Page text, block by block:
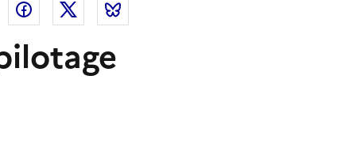
Linkedin FacebookTwitter